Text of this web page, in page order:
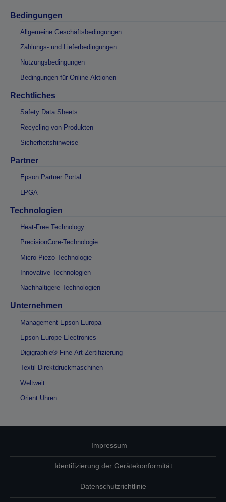
Bedingungen
Allgemeine Geschäftsbedingungen
Zahlungs- und Lieferbedingungen
Nutzungsbedingungen
Bedingungen für Online-Aktionen
Rechtliches
Safety Data Sheets
Recycling von Produkten
Sicherheitshinweise
Partner
Epson Partner Portal
LPGA
Technologien
Heat-Free Technology
PrecisionCore-Technologie
Micro Piezo-Technologie
Innovative Technologien
Nachhaltigere Technologien
Unternehmen
Management Epson Europa
Epson Europe Electronics
Digigraphie® Fine-Art-Zertifizierung
Textil-Direktdruckmaschinen
Weltweit
Orient Uhren
Impressum
Identifizierung der Gerätekonformität
Datenschutzrichtlinie